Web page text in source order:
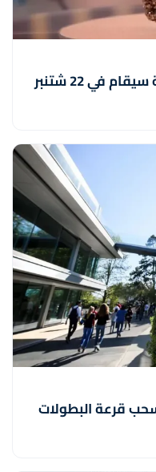
حفل توزيع جائزة الكرة الذهبية سيقام في 22 شتنبر
قرعة البطولات